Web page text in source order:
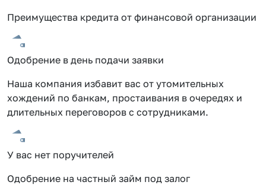
Преимущества кредита от финансовой организации
Одобрение в день подачи заявки
Наша компания избавит вас от утомительных
хождений по банкам, простаивания в очередях и
длительных переговоров с сотрудниками.
У вас нет поручителей
Одобрение на частный займ под залог